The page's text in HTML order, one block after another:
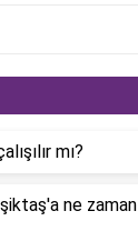
mı?
ne zaman